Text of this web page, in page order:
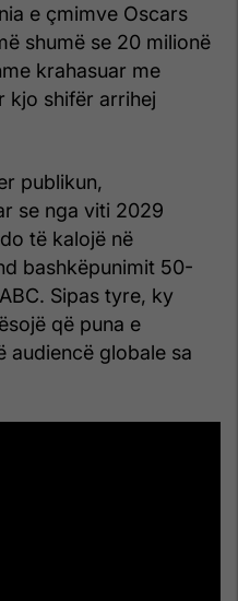
e çmimve Oscars
shumë se 20 milionë
krahasuar me
kjo shifër arrihej
publikun,
se nga viti 2029
të kalojë në
bashkëpunimit 50-
Sipas tyre, ky
që puna e
audiencë globale sa